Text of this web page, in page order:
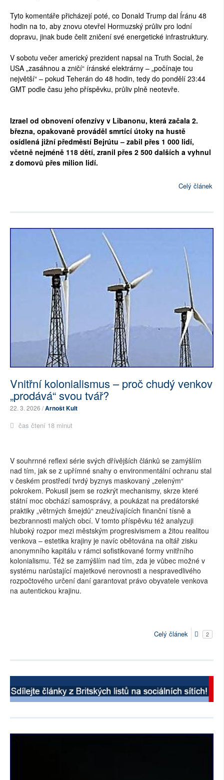
Tyto komentáře přicházejí poté, co Donald Trump dal Íránu 48
hodin na to, aby znovu otevřel Hormuzský průliv pro lodní
dopravu, jinak bude čelit zničení své energetické infrastruktury.
V sobotu večer americký prezident napsal na Truth Social, že
USA „zasáhnou a zničí“ íránské elektrárny – „počínaje tou
největší“ – pokud Teherán do 48 hodin, tedy do pondělí 23:44
GMT podle času jeho příspěvku, průliv plně neotevře.
Izrael od obnovení ofenzívy v Libanonu, která začala 2.
března, opakovaně prováděl smrtící útoky na hustě
osídlená jižní předměstí Bejrútu – zabil přes 1 000 lidí,
včetně nejméně 118 dětí, zranil přes 2 500 dalších a vyhnul
z domovů přes milion lidí.
Celý článek
Vnitřní kolonialismus – proč chudý venkov
„prodává“ svou tvář?
22. 3. 2026 /Arnošt Kult
čas čtení 18 minut
V souhrnné reflexi série svých dřívějších článků se zamýšlím
nad tím, jak se z upřímné snahy o environmentální ochranu stal
v českém prostředí tvrdý byznys maskovaný „zeleným“
pokrokem. Pokusil jsem se rozkrýt mechanismy, skrze které
státní moc obchází samosprávy, a poukázat na predátorské
praktiky „větrných šmejdů“ zneužívajících finanční tísně a
bezbrannosti malých obcí. V tomto příspěvku též analyzuji
hluboký rozpor mezi městským progresivismem a žitou realitou
venkova – estetika krajiny je navíc obětována na oltář zisku
anonymního kapitálu v rámci sofistikované formy vnitřního
kolonialismu. Též se zamýšlím nad tím, zda je vůbec možné v
systému narůstající majetkové nerovnosti a nespravedlivého
rozpočtového určení daní garantovat právo obyvatele venkova
na autentickou krajinu.
Celý článek 2